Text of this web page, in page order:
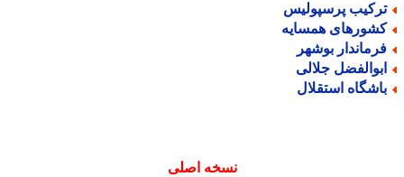
پرسپولیس
همسایه
بوشهر
جلالی
استقلال
نسخه اصلی